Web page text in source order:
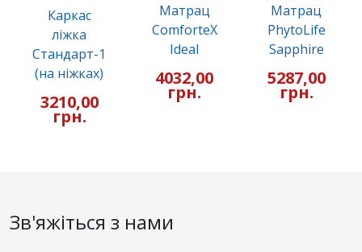
Каркас
ліжка
Стандарт-1
(на ніжках)
3210,00
грн.
Матрац
ComforteX
Ideal
4032,00
грн.
Матрац
PhytoLife
Sapphire
5287,00
грн.
Зв'яжіться з нами